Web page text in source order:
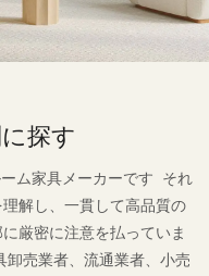
探す
ム家具メーカーです それ
解し、一貫して高品質の
厳密に注意を払っていま
売業者、流通業者、小売